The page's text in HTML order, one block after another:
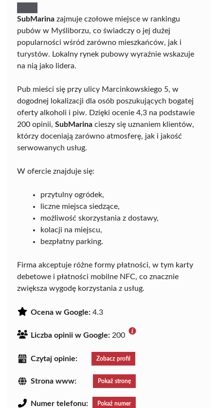
SubMarina zajmuje czołowe miejsce w rankingu
pubów w Myśliborzu, co świadczy o jej dużej
popularności wśród zarówno mieszkańców, jak i
turystów. Lokalny rynek pubowy wyraźnie wskazuje
na nią jako lidera.
Pub mieści się przy ulicy Marcinkowskiego 5, w
dogodnej lokalizacji dla osób poszukujących bogatej
oferty alkoholi i piw. Dzięki ocenie 4,3 na podstawie
200 opinii, SubMarina cieszy się uznaniem klientów,
którzy doceniają zarówno atmosferę, jak i jakość
serwowanych usług.
W ofercie znajduje się:
przytulny ogródek,
liczne miejsca siedzące,
możliwość skorzystania z dostawy,
kolacji na miejscu,
bezpłatny parking.
Firma akceptuje różne formy płatności, w tym karty
debetowe i płatności mobilne NFC, co znacznie
zwiększa wygodę korzystania z usług.
Ocena w Google: 4.3
Liczba opinii w Google: 200
Czytaj opinie: Zobacz profil
Strona www: Pokaż stronę
Numer telefonu: Pokaż numer